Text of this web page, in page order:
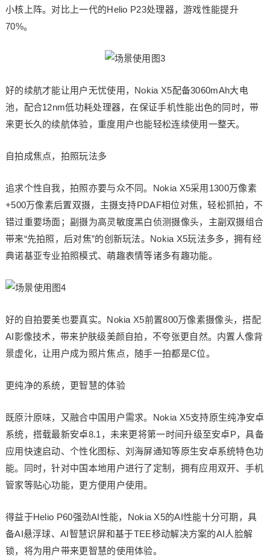
小核上阵。对比上一代的Helio P23处理器，游戏性能提升
70%。
好的续航才能让用户无忧使用，Nokia X5配备3060mAh大电
池，配合12nm低功耗处理器，在保证手机性能出色的同时，带
来更长久的续航体验，重度用户也能轻松连续使用一整天。
自拍成焦点，拍照玩法多
追求个性自我，拍照亦要与众不同。Nokia X5采用1300万像素
+500万像素后置双摄，主摄支持PDAF相位对焦，轻松抓拍，不
错过重要场面；副摄为高灵敏度黑白侦测摄像头，主副双摄组合
带来“先拍照，后对焦”的创新玩法。Nokia X5玩法多多，拥有经
典诺基亚专业拍照模式、萌趣表情等诸多有趣功能。
好的自拍要美也要真实。Nokia X5前置800万像素摄像头，搭配
AI影像技术，带来护肤级美颜自拍，不夸张更自然。内置人像背
景虚化，让用户成为照片焦点，随手一拍都是C位。
更纯净的系统，更智慧的体验
既原汁原味，又融合中国用户需求。Nokia X5支持原生纯净安卓
系统，搭载最新安卓8.1，未来更将第一时间升级至安卓P，具备
应用快速启动、个性化图标、刘海屏通知等原生安卓系统特色功
能。同时，针对中国本地用户进行了定制，拥有应用双开、手机
管家等贴心功能，更方便用户使用。
得益于Helio P60强劲AI性能，Nokia X5的AI性能十分可期，具
备AI悬浮球、AI智慧识屏和基于TEE移动解决方案的AI人脸解
锁，将为用户带来更智慧的使用体验。